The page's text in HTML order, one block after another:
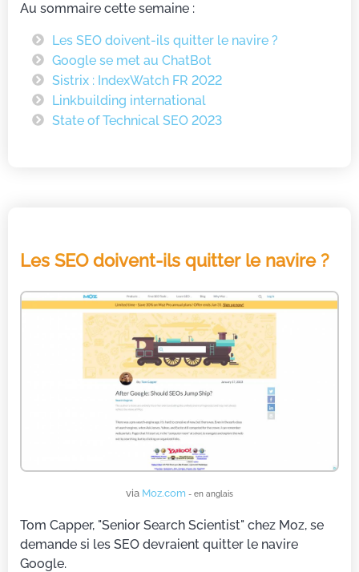
Au sommaire cette semaine :
Les SEO doivent-ils quitter le navire ?
Google se met au ChatBot
Sistrix : IndexWatch FR 2022
Linkbuilding international
State of Technical SEO 2023
Les SEO doivent-ils quitter le navire ?
via Moz.com - en anglais
Tom Capper, "Senior Search Scientist" chez Moz, se
demande si les SEO devraient quitter le navire
Google.